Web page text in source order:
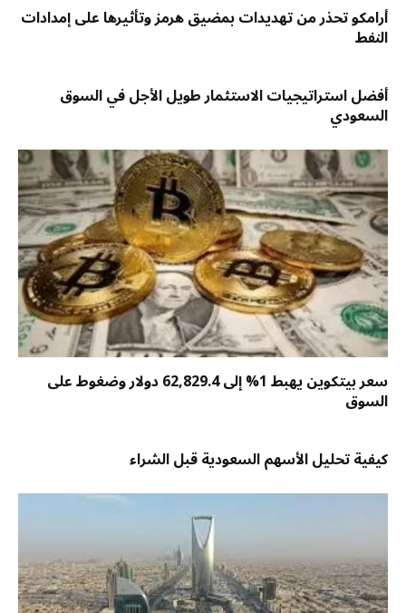
أرامكو تحذر من تهديدات بمضيق هرمز وتأثيرها على إمدادات
النفط
أفضل استراتيجيات الاستثمار طويل الأجل في السوق
السعودي
سعر بيتكوين يهبط 1% إلى 62,829.4 دولار وضغوط على
السوق
كيفية تحليل الأسهم السعودية قبل الشراء